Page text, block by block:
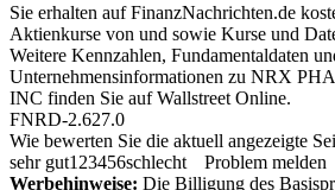
Sie erhalten auf FinanzNachrichten.de
Aktienkurse von und sowie Kurse und
Weitere Kennzahlen, Fundamentaldaten
Unternehmensinformationen zu NRX
INC finden Sie aufWallstreet Online.
FNRD-2.627.0
Wie bewerten Sie die aktuell angezeigte
sehr gut1 23456schlecht
Problem melden
Werbehinweise: Die Billigung des